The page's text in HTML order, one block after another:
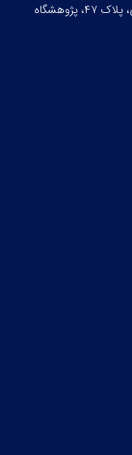
خ انقلاب، خیابان ابوریحان، خیابان نظری، پلاک ۴۷، پژوهشگاه